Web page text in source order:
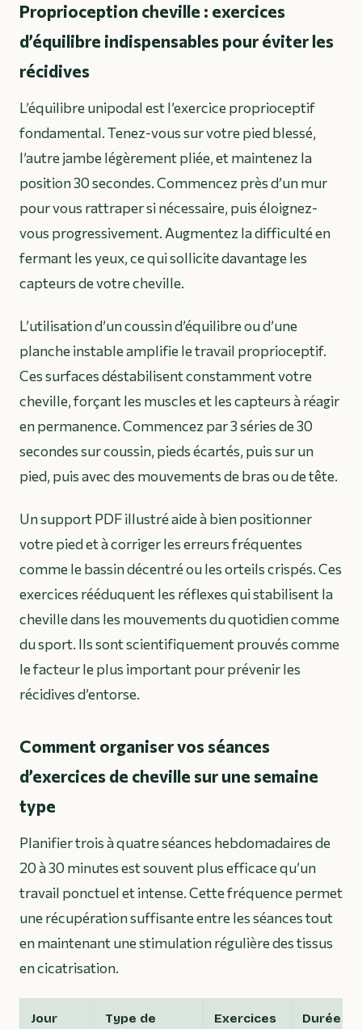
Proprioception cheville : exercices
d’équilibre indispensables pour éviter les
récidives
L’équilibre unipodal est l’exercice proprioceptif
fondamental. Tenez-vous sur votre pied blessé,
l’autre jambe légèrement pliée, et maintenez la
position 30 secondes. Commencez près d’un mur
pour vous rattraper si nécessaire, puis éloignez-
vous progressivement. Augmentez la difficulté en
fermant les yeux, ce qui sollicite davantage les
capteurs de votre cheville.
L’utilisation d’un coussin d’équilibre ou d’une
planche instable amplifie le travail proprioceptif.
Ces surfaces déstabilisent constamment votre
cheville, forçant les muscles et les capteurs à réagir
en permanence. Commencez par 3 séries de 30
secondes sur coussin, pieds écartés, puis sur un
pied, puis avec des mouvements de bras ou de tête.
Un support PDF illustré aide à bien positionner
votre pied et à corriger les erreurs fréquentes
comme le bassin décentré ou les orteils crispés. Ces
exercices rééduquent les réflexes qui stabilisent la
cheville dans les mouvements du quotidien comme
du sport. Ils sont scientifiquement prouvés comme
le facteur le plus important pour prévenir les
récidives d’entorse.
Comment organiser vos séances
d’exercices de cheville sur une semaine
type
Planifier trois à quatre séances hebdomadaires de
20 à 30 minutes est souvent plus efficace qu’un
travail ponctuel et intense. Cette fréquence permet
une récupération suffisante entre les séances tout
en maintenant une stimulation régulière des tissus
en cicatrisation.
Jour Type de Exercices Durée